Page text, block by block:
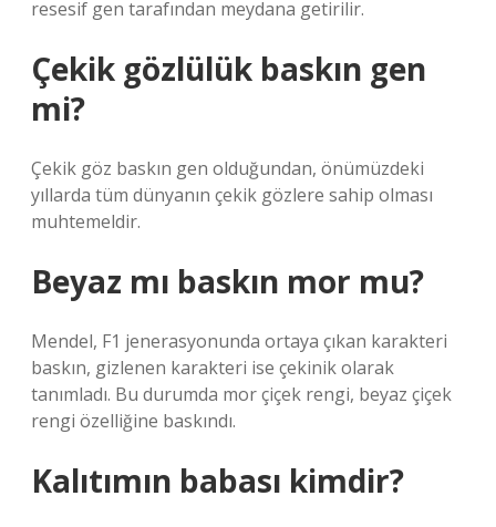
resesif gen tarafından meydana getirilir.
Çekik gözlülük baskın gen
mi?
Çekik göz baskın gen olduğundan, önümüzdeki
yıllarda tüm dünyanın çekik gözlere sahip olması
muhtemeldir.
Beyaz mı baskın mor mu?
Mendel, F1 jenerasyonunda ortaya çıkan karakteri
baskın, gizlenen karakteri ise çekinik olarak
tanımladı. Bu durumda mor çiçek rengi, beyaz çiçek
rengi özelliğine baskındı.
Kalıtımın babası kimdir?